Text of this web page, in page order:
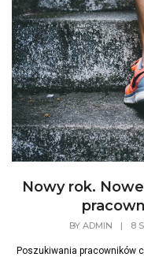
Nowy rok.
BY ADMIN | 8
Poszukiwania pracowników